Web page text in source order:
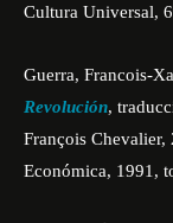
Cultura Universal,
Guerra, Francois-
Revolución,
François
Económica, 1991,